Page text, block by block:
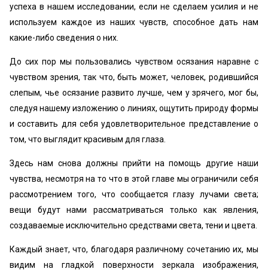
успеха в нашем исследовании, если не сделаем усилия и не
используем каждое из наших чувств, способное дать нам
какие-либо сведения о них.
До сих пор мы пользовались чувством осязания наравне с
чувством зрения, так что, быть может, человек, родившийся
слепым, чье осязание развито лучше, чем у зрячего, мог бы,
следуя нашему изложению о линиях, ощутить природу формы
и составить для себя удовлетворительное представление о
том, что выглядит красивым для глаза.
Здесь нам снова должны прийти на помощь другие наши
чувства, несмотря на то что в этой главе мы ограничили себя
рассмотрением того, что сообщается глазу лучами света;
вещи будут нами рассматриваться только как явления,
создаваемые исключительно средствами света, тени и цвета.
Каждый знает, что, благодаря различному сочетанию их, мы
видим на гладкой поверхности зеркала изображения,